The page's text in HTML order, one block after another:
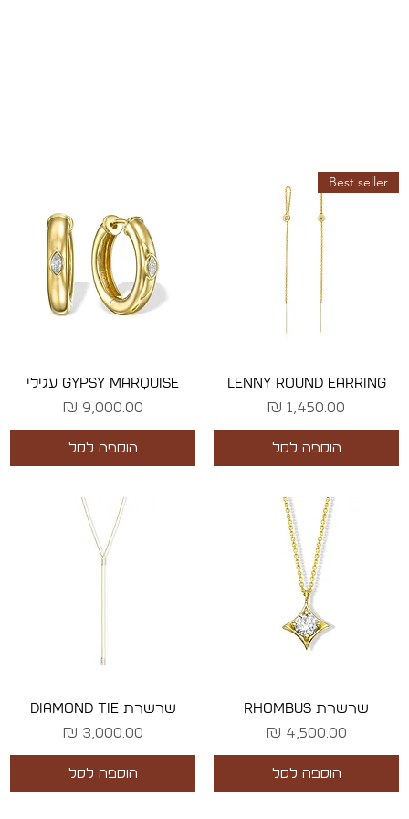
Best seller
LENNY ROUND EARRING
מחיר
הוספה לסל
GYPSY MARQUISE עגילי
מחיר
הוספה לסל
שרשרת RHOMBUS
מחיר
הוספה לסל
שרשרת DIAMOND TIE
מחיר
הוספה לסל